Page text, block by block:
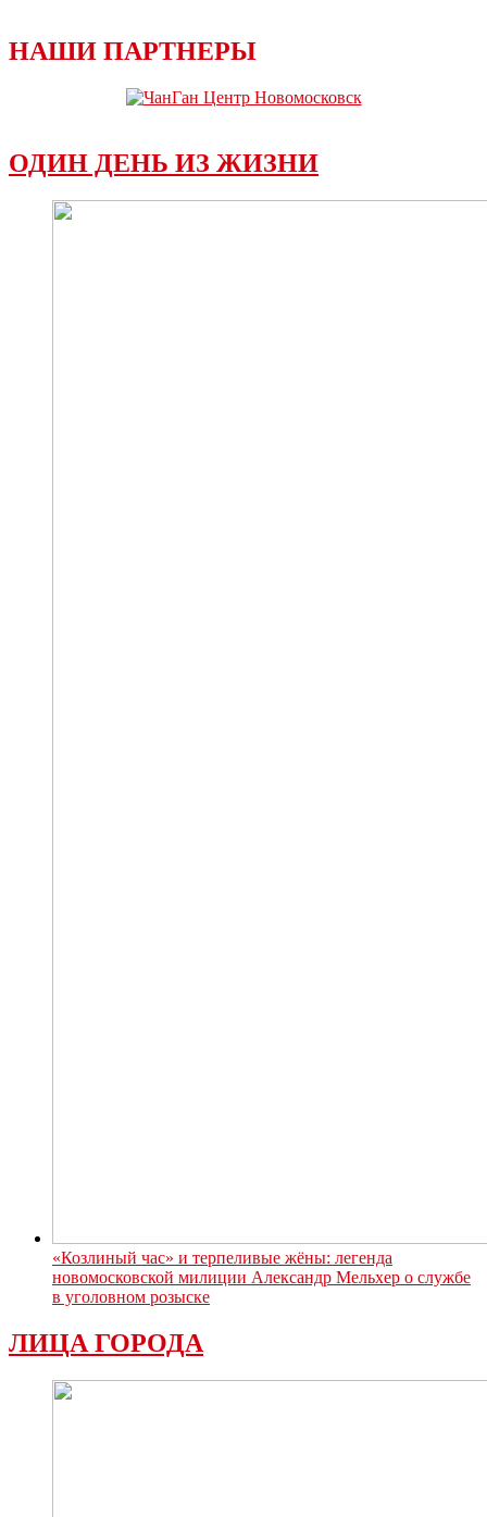
НАШИ ПАРТНЕРЫ
ОДИН ДЕНЬ ИЗ ЖИЗНИ
«Козлиный час» и терпеливые жёны: легенда
новомосковской милиции Александр Мельхер о службе
в уголовном розыске
ЛИЦА ГОРОДА